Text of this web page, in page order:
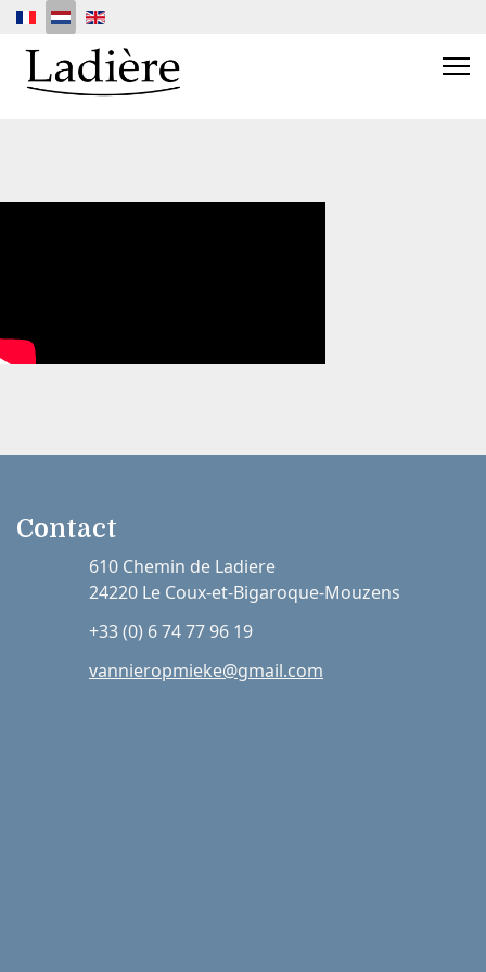
Selecteer de taal
Contact
610 Chemin de Ladiere
24220 Le Coux-et-Bigaroque-Mouzens
+33 (0) 6 74 77 96 19
vannieropmieke@gmail.com